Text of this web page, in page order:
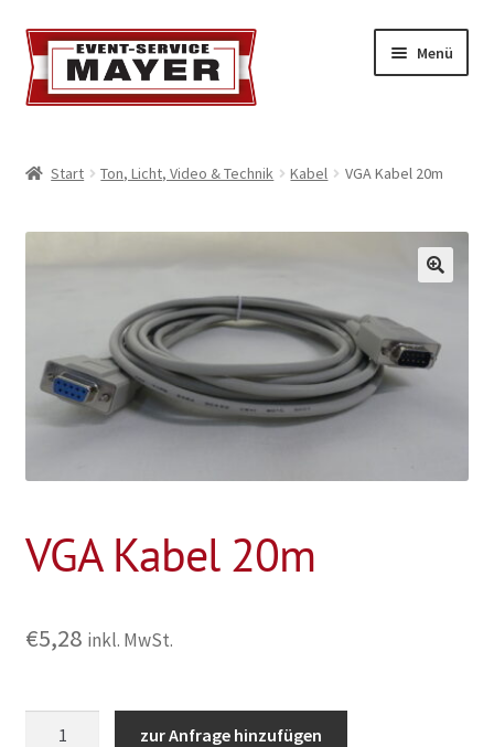
Menü
Impressionen
Kontakt & Feedback
Start Ton, Licht, Video & Technik Kabel VGA Kabel 20m
VGA Kabel 20m
€5,28 inkl. MwSt.
zur Anfrage hinzufügen